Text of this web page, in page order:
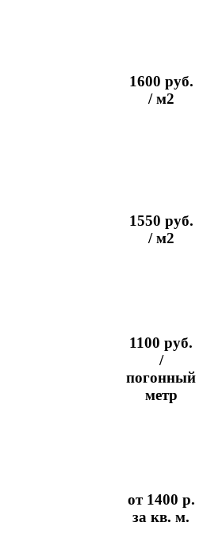
1600 руб.
/ м2
1550 руб.
/ м2
1100 руб.
/
погонный
метр
от 1400 р.
за кв. м.